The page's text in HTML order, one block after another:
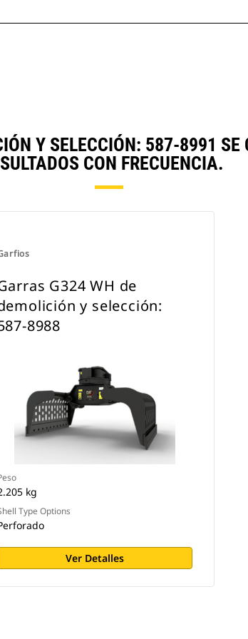
Y SELECCIÓN: 587-8991 SE
CON FRECUENCIA.
G324 WH de
y selección:
8988
kg
Type Options
Ver Detalles